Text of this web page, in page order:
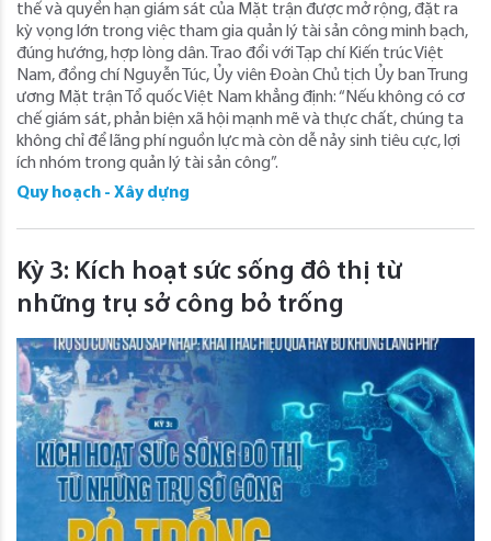
thế và quyền hạn giám sát của Mặt trận được mở rộng, đặt ra
kỳ vọng lớn trong việc tham gia quản lý tài sản công minh bạch,
đúng hướng, hợp lòng dân. Trao đổi với Tạp chí Kiến trúc Việt
Nam, đồng chí Nguyễn Túc, Ủy viên Đoàn Chủ tịch Ủy ban Trung
ương Mặt trận Tổ quốc Việt Nam khẳng định: “Nếu không có cơ
chế giám sát, phản biện xã hội mạnh mẽ và thực chất, chúng ta
không chỉ để lãng phí nguồn lực mà còn dễ nảy sinh tiêu cực, lợi
ích nhóm trong quản lý tài sản công”.
Quy hoạch - Xây dựng
Kỳ 3: Kích hoạt sức sống đô thị từ
những trụ sở công bỏ trống